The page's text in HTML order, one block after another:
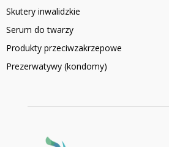
Skutery inwalidzkie
Serum do twarzy
Produkty przeciwzakrzepowe
Prezerwatywy (kondomy)